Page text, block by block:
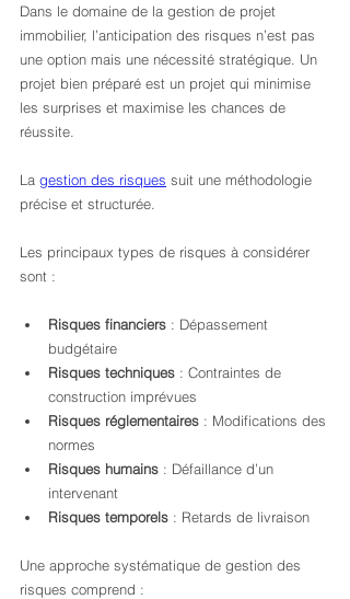
Dans le domaine de la gestion de projet
immobilier, l’anticipation des risques n’est pas
une option mais une nécessité stratégique. Un
projet bien préparé est un projet qui minimise
les surprises et maximise les chances de
réussite.
La gestion des risques suit une méthodologie
précise et structurée.
Les principaux types de risques à considérer
sont :
Risques financiers : Dépassement
budgétaire
Risques techniques : Contraintes de
construction imprévues
Risques réglementaires : Modifications des
normes
Risques humains : Défaillance d’un
intervenant
Risques temporels : Retards de livraison
Une approche systématique de gestion des
risques comprend :